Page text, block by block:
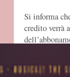
Si informa
credito verrà
- On-line